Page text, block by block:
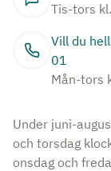
Tis-tors
Vill du
01
Mån-tors
Under juni-
och torsdag
onsdag och